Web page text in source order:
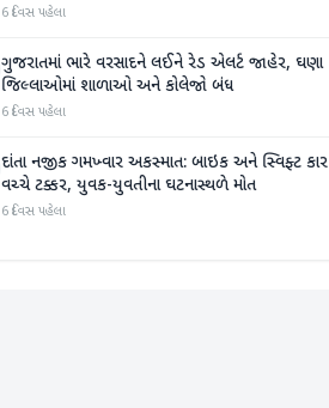
6 દિવસ પહેલા
ગુજરાતમાં ભારે વરસાદને લઈને રેડ એલર્ટ જાહેર, ઘણા
જિલ્લાઓમાં શાળાઓ અને કોલેજો બંધ
6 દિવસ પહેલા
દાંતા નજીક ગમખ્વાર અકસ્માત: બાઇક અને સ્વિફ્ટ કાર
વચ્ચે ટક્કર, યુવક-યુવતીના ઘટનાસ્થળે મોત
6 દિવસ પહેલા